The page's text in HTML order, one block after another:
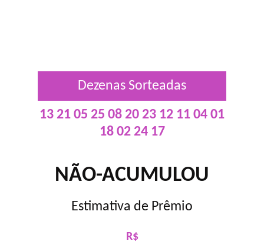
Dezenas Sorteadas
13 21 05 25 08 20 23 12 11 04 01
18 02 24 17
NÃO-ACUMULOU
Estimativa de Prêmio
R$